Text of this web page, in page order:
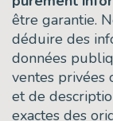
être garantie.
déduire des
données
ventes privées
et de
exactes des